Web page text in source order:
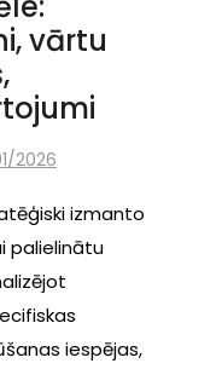
vārtu
2026
izmanto
palielinātu
iespējas,